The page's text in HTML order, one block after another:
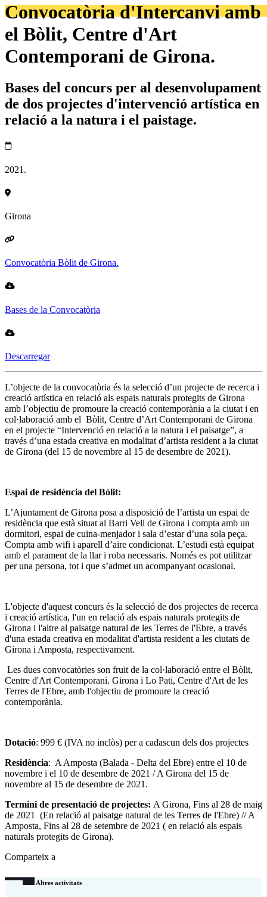
Convocatòria d'Intercanvi amb
el Bòlit, Centre d'Art
Contemporani de Girona.
Bases del concurs per al desenvolupament
de dos projectes d'intervenció artística en
relació a la natura i el paistage.
2021.
Girona
Convocatòria Bòlit de Girona.
Bases de la Convocatòria
Descarregar
L’objecte de la convocatòria és la selecció d’un projecte de recerca i
creació artística en relació als espais naturals protegits de Girona
amb l’objectiu de promoure la creació contemporània a la ciutat i en
col·laboració amb el Bòlit, Centre d’Art Contemporani de Girona
en el projecte “Intervenció en relació a la natura i el paisatge”, a
través d’una estada creativa en modalitat d’artista resident a la ciutat
de Girona (del 15 de novembre al 15 de desembre de 2021).
Espai de residència del Bòlit:
L’Ajuntament de Girona posa a disposició de l’artista un espai de
residència que està situat al Barri Vell de Girona i compta amb un
dormitori, espai de cuina-menjador i sala d’estar d’una sola peça.
Compta amb wifi i aparell d’aire condicionat. L’estudi està equipat
amb el parament de la llar i roba necessaris. Només es pot utilitzar
per una persona, tot i que s’admet un acompanyant ocasional.
L'objecte d'aquest concurs és la selecció de dos projectes de recerca
i creació artística, l'un en relació als espais naturals protegits de
Girona i l'altre al paisatge natural de les Terres de l'Ebre, a través
d'una estada creativa en modalitat d'artista resident a les ciutats de
Girona i Amposta, respectivament.
Les dues convocatòries son fruit de la col·laboració entre el Bòlit,
Centre d'Art Contemporani. Girona i Lo Pati, Centre d'Art de les
Terres de l'Ebre, amb l'objectiu de promoure la creació
contemporània.
Dotació: 999 € (IVA no inclòs) per a cadascun dels dos projectes
Residència: A Amposta (Balada - Delta del Ebre) entre el 10 de
novembre i el 10 de desembre de 2021 / A Girona del 15 de
novembre al 15 de desembre de 2021.
Termini de presentació de projectes: A Girona, Fins al 28 de maig
de 2021 (En relació al paisatge natural de les Terres de l'Ebre) // A
Amposta, Fins al 28 de setembre de 2021 ( en relació als espais
naturals protegits de Girona).
Comparteix a
Altres activitats